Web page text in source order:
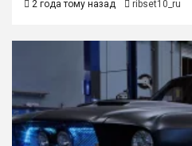
2 года тому назад ribset10_ru